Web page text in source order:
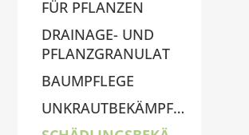
FÜR PFLANZEN
DRAINAGE- UND
PFLANZGRANULAT
BAUMPFLEGE
UNKRAUTBEKÄMPFUNG